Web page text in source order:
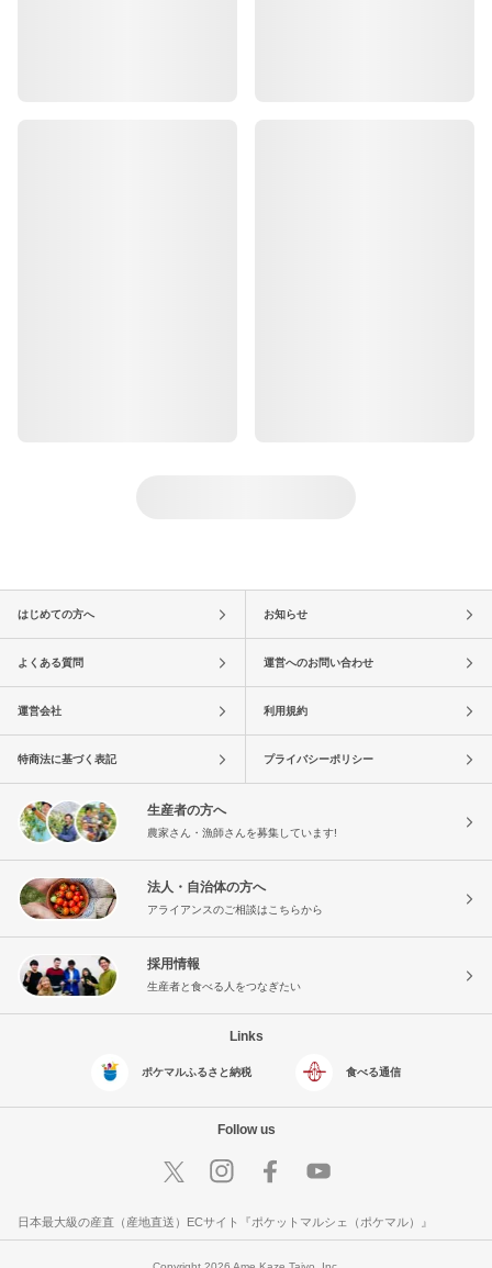
はじめての方へ お知らせ
よくある質問 運営へのお問い合わせ
運営会社 利用規約
特商法に基づく表記 プライバシーポリシー
生産者の方へ
農家さん・漁師さんを募集しています!
法人・自治体の方へ
アライアンスのご相談はこちらから
採用情報
生産者と食べる人をつなぎたい
Links
ポケマルふるさと納税 食べる通信
Follow us
日本最大級の産直（産地直送）ECサイト『ポケットマルシェ（ポケマル）』